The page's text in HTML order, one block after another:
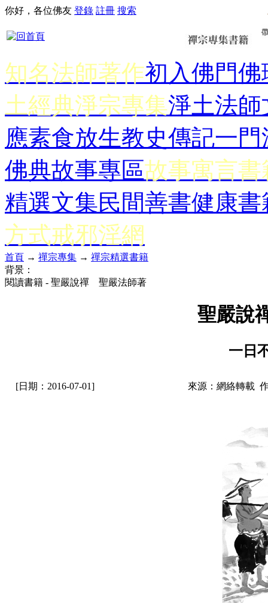
你好，各位佛友 登錄 註冊 搜索
知名法師著作初入佛門佛
土經典淨宗專集淨土法師
應素食放生教史傳記一門
佛典故事專區故事寓言書
精選文集民間善書健康書
方式戒邪淫網
首頁 → 禪宗專集 → 禪宗精選書籍
背景：
閱讀書籍 - 聖嚴說禪 聖嚴法師著
聖嚴說
一日
[日期：2016-07-01] 來源：網絡轉載